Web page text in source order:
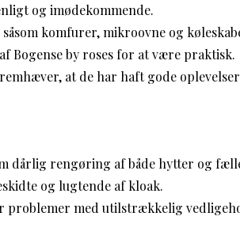
og imødekommende.
komfurer, mikroovne og
Bogense by roses for at være praktisk.
at de har haft gode
dårlig rengøring af både hytter og
og lugtende af kloak.
problemer med utilstrækkelig